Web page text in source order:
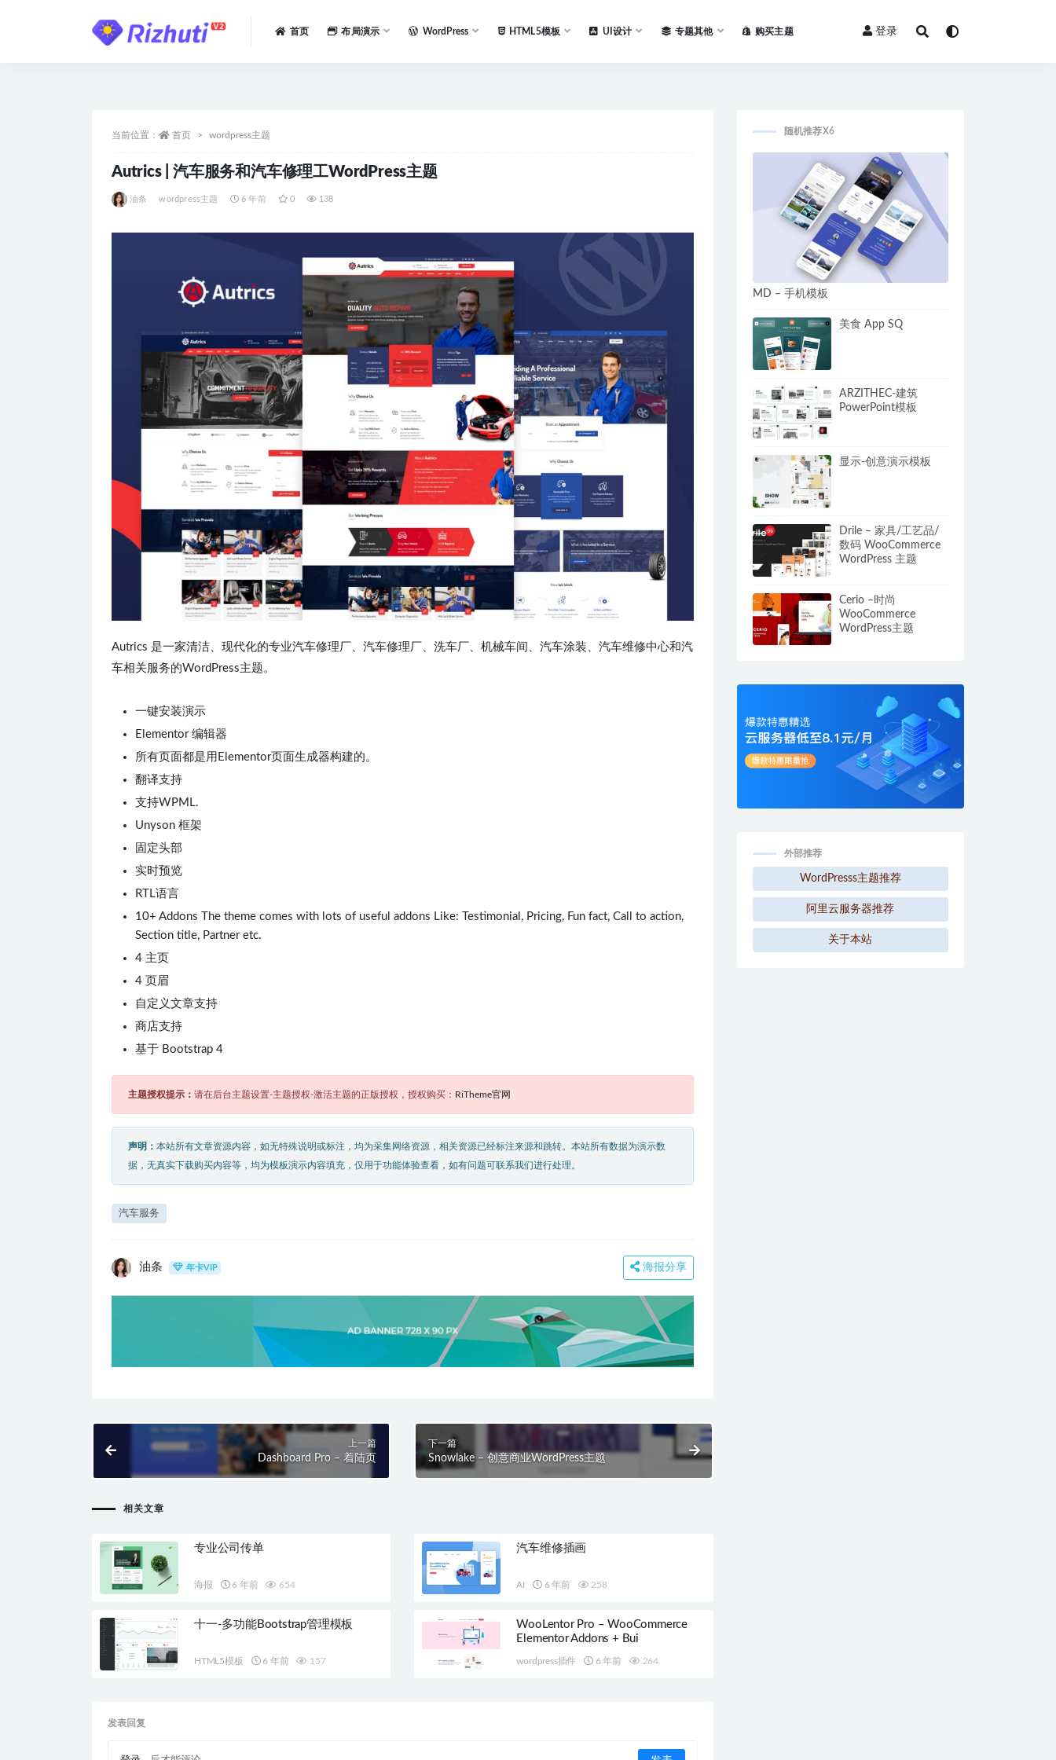
首页 布局演示 WordPress HTML5模板 UI设计 专题其他 购买主题 登录
当前位置： 首页 wordpress主题
Autrics | 汽车服务和汽车修理工WordPress主题
油条 wordpress主题 6 年前 0 138
Autrics 是一家清洁、现代化的专业汽车修理厂、汽车修理厂、洗车厂、机械车间、汽车涂装、汽车维修中心和汽
车相关服务的WordPress主题。
一键安装演示
Elementor 编辑器
所有页面都是用Elementor页面生成器构建的。
翻译支持
支持WPML.
Unyson 框架
固定头部
实时预览
RTL语言
10+ Addons The theme comes with lots of useful addons Like: Testimonial, Pricing, Fun fact, Call to action,
Section title, Partner etc.
4 主页
4 页眉
自定义文章支持
商店支持
基于 Bootstrap 4
主题授权提示： 请在后台主题设置-主题授权-激活主题的正版授权，授权购买： RiTheme官网
声明： 本站所有文章资源内容，如无特殊说明或标注，均为采集网络资源，相关资源已经标注来源和跳转。本站所有数据为演示数
据，无真实下载购买内容等，均为模板演示内容填充，仅用于功能体验查看，如有问题可联系我们进行处理。
汽车服务
油条 年卡VIP 海报分享
上一篇
Dashboard Pro – 着陆页
下一篇
Snowlake – 创意商业WordPress主题
相关文章
专业公司传单
海报 6 年前 654
汽车维修插画
AI 6 年前 258
十一-多功能Bootstrap管理模板
HTML5模板 6 年前 157
WooLentor Pro – WooCommerce
Elementor Addons + Bui
wordpress插件 6 年前 264
发表回复
随机推荐X6
MD – 手机模板
美食 App SQ
ARZITHEC-建筑
PowerPoint模板
显示-创意演示模板
Drile – 家具/工艺品/
数码 WooCommerce
WordPress 主题
Cerio –时尚
WooCommerce
WordPress主题
外部推荐
WordPresss主题推荐
阿里云服务器推荐
关于本站